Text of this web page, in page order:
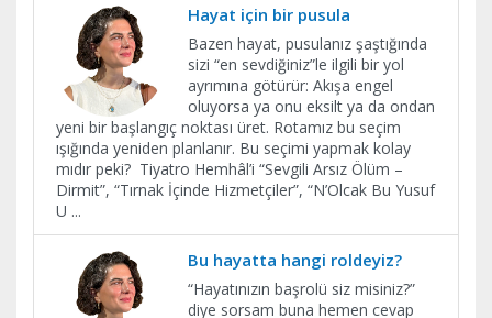
​Hayat için bir pusula
Bazen hayat, pusulanız şaştığında
sizi “en sevdiğiniz”le ilgili bir yol
ayrımına götürür: Akışa engel
oluyorsa ya onu eksilt ya da ondan
yeni bir başlangıç noktası üret. Rotamız bu seçim
ışığında yeniden planlanır. Bu seçimi yapmak kolay
mıdır peki? Tiyatro Hemhâl’i “Sevgili Arsız Ölüm –
Dirmit”, “Tırnak İçinde Hizmetçiler”, “N’Olcak Bu Yusuf
U ...
Bu hayatta hangi roldeyiz?
“Hayatınızın başrolü siz misiniz?”
diye sorsam buna hemen cevap